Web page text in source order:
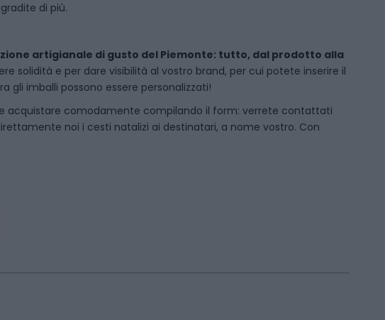
di più.
artigianale di gusto del Piemonte: tutto, dal prodotto alla
solidità e per dare visibilità al vostro brand, per cui potete inserire il
gli imballi possono essere personalizzati!
acquistare comodamente compilando il form: verrete contattati
noi i cesti natalizi ai destinatari, a nome vostro. Con